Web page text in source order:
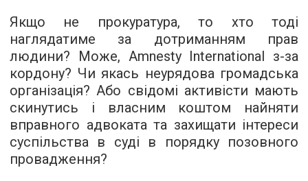
Якщо не прокуратура, то хто тоді
наглядатиме за дотриманням прав
людини? Може, Amnesty International з-за
кордону? Чи якась неурядова громадська
організація? Або свідомі активісти мають
скинутись і власним коштом найняти
вправного адвоката та захищати інтереси
суспільства в суді в порядку позовного
провадження?